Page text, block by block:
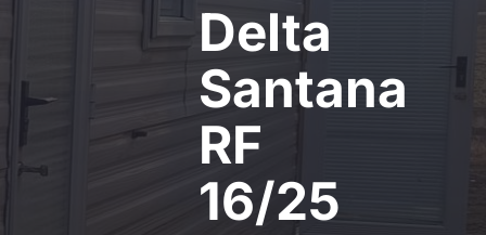
Delta
Santana
RF
16/25